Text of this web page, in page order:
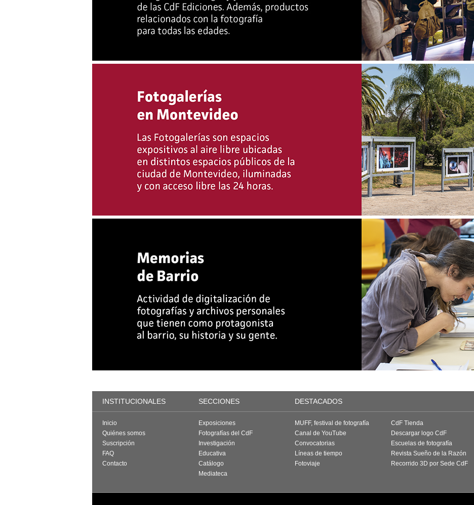
INSTITUCIONALES SECCIONES DESTACADOS
Inicio
Quiénes somos
Suscripción
FAQ
Contacto
Exposiciones
Fotografías del CdF
Investigación
Educativa
Catálogo
Mediateca
MUFF, festival de fotografía
Canal de YouTube
Convocatorias
Líneas de tiempo
Fotoviaje
CdF Tienda
Descargar logo CdF
Escuelas de fotografía
Revista Sueño de la Razón
Recorrido 3D por Sede CdF